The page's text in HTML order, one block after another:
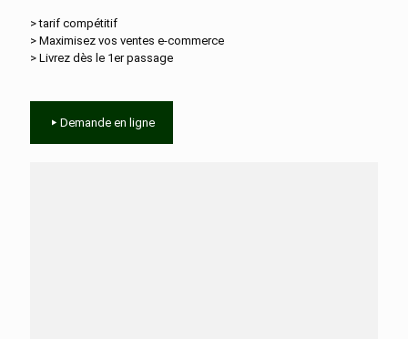
> tarif compétitif
> Maximisez vos ventes e‑commerce
> Livrez dès le 1er passage
Demande en ligne